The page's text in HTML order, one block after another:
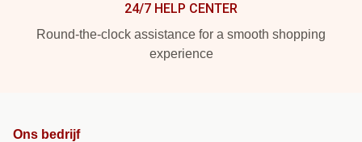
24/7 HELP CENTER
Round-the-clock assistance for a smooth shopping
experience
Ons bedrijf